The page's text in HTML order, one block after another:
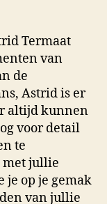
Termaat
van
de
Astrid is er
altijd kunnen
voor detail
te
met jullie
je op je gemak
van jullie